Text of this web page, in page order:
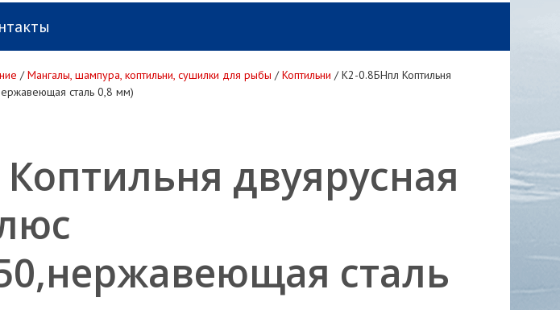
/Мангалы, шампура, коптильни, сушилки для рыбы /Коптильни /К2-0.8БНпл Коптильня
сталь 0,8 мм)
двуярусная
сталь